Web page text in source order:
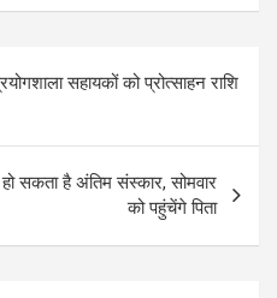
सहायकों को प्रोत्साहन राशि
सकता है अंतिम संस्कार, सोमवार
को पहुंचेंगे पिता